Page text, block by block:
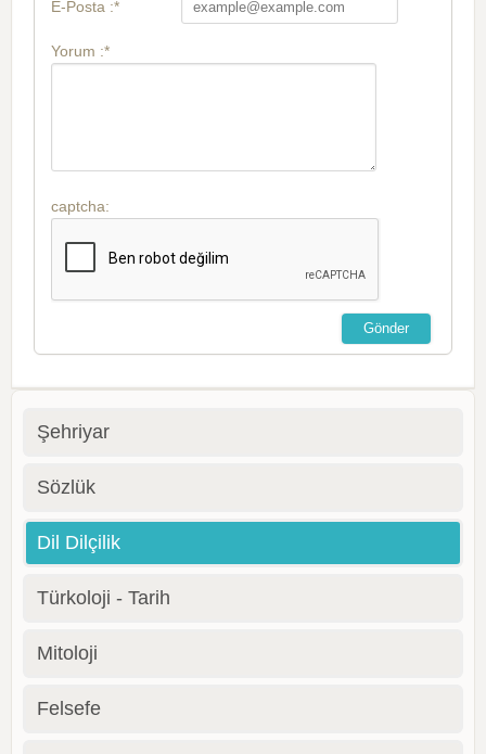
E-Posta :*
Yorum :*
captcha:
Şehriyar
Sözlük
Dil Dilçilik
Türkoloji - Tarih
Mitoloji
Felsefe